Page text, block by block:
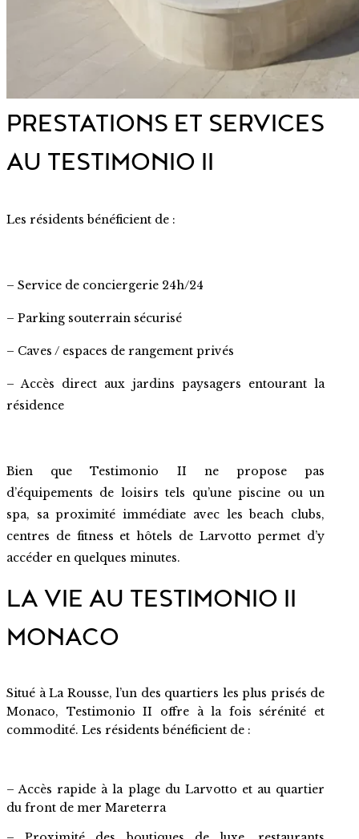
PRESTATIONS ET SERVICES
AU TESTIMONIO II
Les résidents bénéficient de :
– Service de conciergerie 24h/24
– Parking souterrain sécurisé
– Caves / espaces de rangement privés
– Accès direct aux jardins paysagers entourant la
résidence
Bien que Testimonio II ne propose pas
d’équipements de loisirs tels qu’une piscine ou un
spa, sa proximité immédiate avec les beach clubs,
centres de fitness et hôtels de Larvotto permet d’y
accéder en quelques minutes.
LA VIE AU TESTIMONIO II
MONACO
Situé à La Rousse, l’un des quartiers les plus prisés de
Monaco, Testimonio II offre à la fois sérénité et
commodité. Les résidents bénéficient de :
– Accès rapide à la plage du Larvotto et au quartier
du front de mer Mareterra